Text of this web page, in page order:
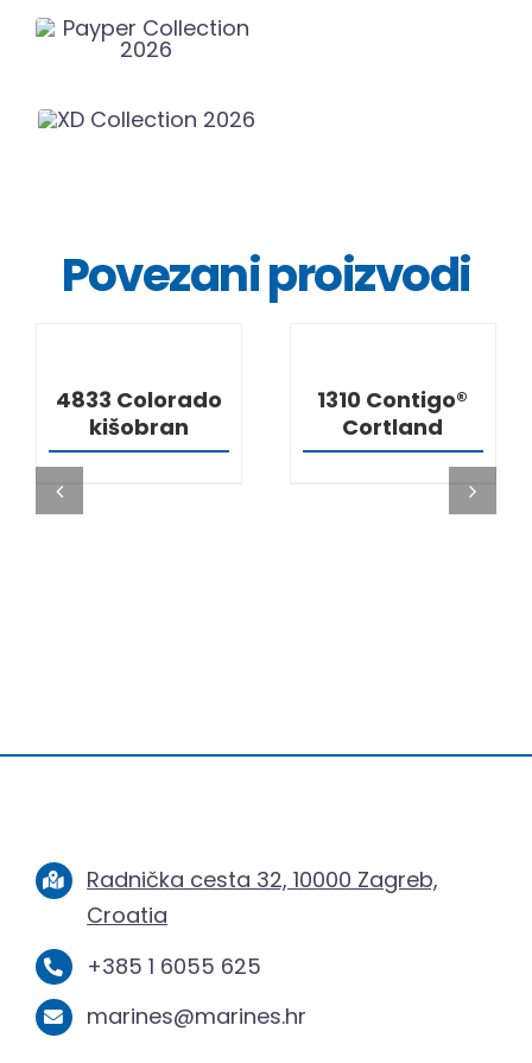
Povezani proizvodi
4833 Colorado
kišobran
1310 Contigo®
Cortland
Radnička cesta 32, 10000 Zagreb,
Croatia
+385 1 6055 625
marines@marines.hr